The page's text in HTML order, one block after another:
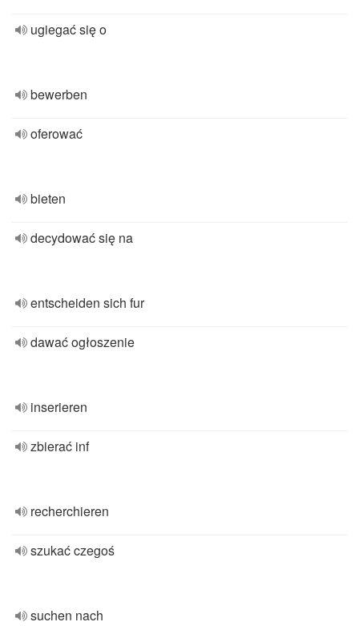
ugiegać się o
bewerben
oferować
bieten
decydować się na
entscheiden sich fur
dawać ogłoszenie
inserieren
zbierać inf
recherchieren
szukać czegoś
suchen nach